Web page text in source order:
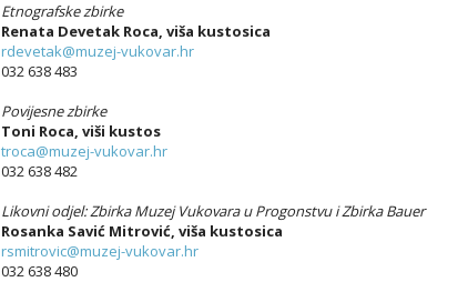
Etnografske zbirke
Renata Devetak Roca, viša kustosica
rdevetak@muzej-vukovar.hr
032 638 483
Povijesne zbirke
Toni Roca, viši kustos
troca@muzej-vukovar.hr
032 638 482
Likovni odjel: Zbirka Muzej Vukovara u Progonstvu i Zbirka Bauer
Rosanka Savić Mitrović, viša kustosica
rsmitrovic@muzej-vukovar.hr
032 638 480